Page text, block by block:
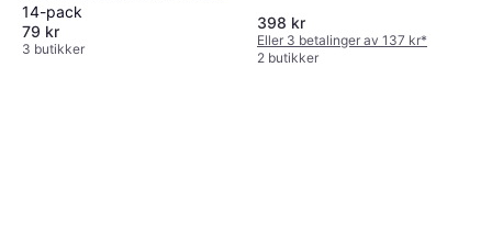
14-pack
79 kr
3 butikker
398 kr
Eller 3 betalinger av 137 kr*
2 butikker